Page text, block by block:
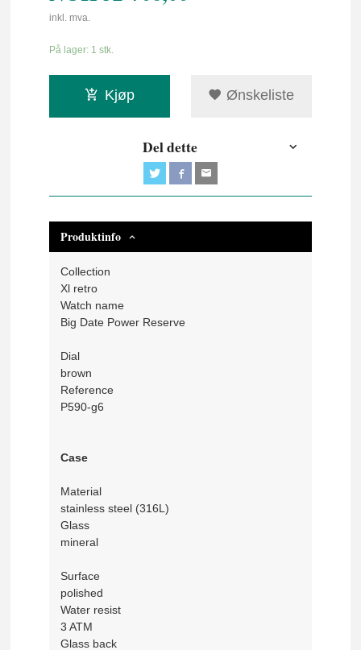
inkl. mva.
På lager: 1 stk.
Kjøp Ønskeliste
Del dette
Produktinfo
Collection
Xl retro
Watch name
Big Date Power Reserve
Dial
brown
Reference
P590-g6
Case
Material
stainless steel (316L)
Glass
mineral
Surface
polished
Water resist
3 ATM
Glass back